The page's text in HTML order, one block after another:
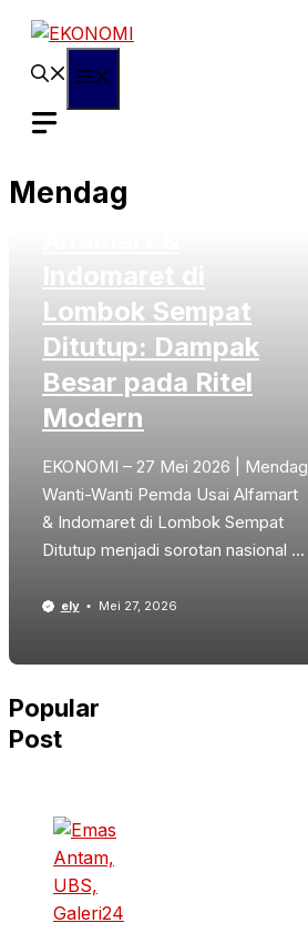
Langsung
Mendag
Wanti Pemda Usai
Lombok Sempat
Ditutup: Dampak
Besar pada Ritel
Modern
EKONOMI – 27 Mei 2026 | Mendag
Wanti-Wanti Pemda Usai Alfamart
& Indomaret di Lombok Sempat
Ditutup menjadi sorotan nasional ...
ely Mei 27, 2026
Popular
Post